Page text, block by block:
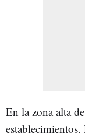
En la zona alta de
establecimientos.